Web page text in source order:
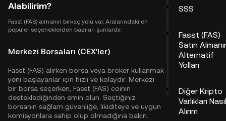
Alabilirim?
Fasst (FAS) almanın birkaç yolu var. Aralarındaki en
popüler seçeneklerden bazıları şunlardır:
Merkezi Borsaları (CEX'ler)
Fasst (FAS) alırken borsa veya broker kullanmak
yeni başlayanlar için hızlı ve kolaydır. Merkezi
bir borsa seçerken, Fasst (FAS) coinin
desteklediğinden emin olun. Seçtiğiniz
borsanın sağlam güvenliğe, likiditeye ve uygun
komisyonlara sahip olup olmadığına bakın.
SSS
Fasst (FAS)
Satın
Alternatif
Yolları
Diğer Kripto
Varlıkları Nasıl
Alırım